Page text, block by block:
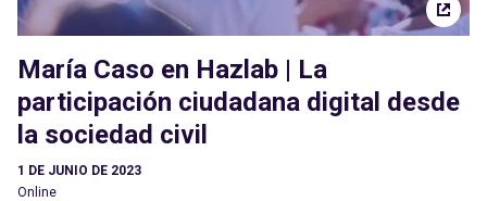
María Caso en Hazlab | La
participación ciudadana digital desde
la sociedad civil
1 DE JUNIO DE 2023
Online